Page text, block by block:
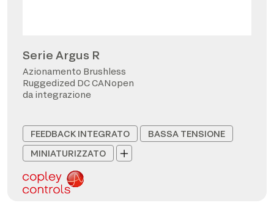
Serie Argus R
Azionamento Brushless
Ruggedized DC CANopen
da integrazione
FEEDBACK INTEGRATO
BASSA TENSIONE
MINIATURIZZATO